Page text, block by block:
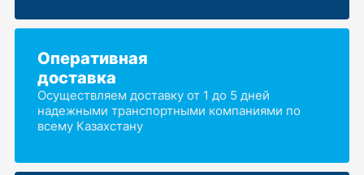
Оперативная
доставка
Осуществляем доставку от 1 до 5 дней
надежными транспортными компаниями по
всему Казахстану